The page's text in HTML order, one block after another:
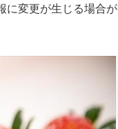
に変更が生じる場合が